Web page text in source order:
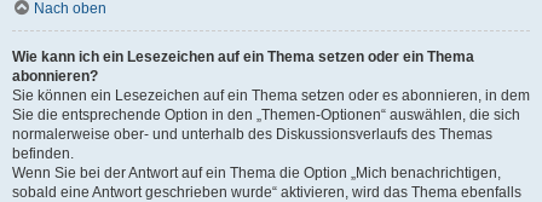
Nach oben
Wie kann ich ein Lesezeichen auf ein Thema setzen oder ein Thema
abonnieren?
Sie können ein Lesezeichen auf ein Thema setzen oder es abonnieren, in dem
Sie die entsprechende Option in den „Themen-Optionen“ auswählen, die sich
normalerweise ober- und unterhalb des Diskussionsverlaufs des Themas
befinden.
Wenn Sie bei der Antwort auf ein Thema die Option „Mich benachrichtigen,
sobald eine Antwort geschrieben wurde“ aktivieren, wird das Thema ebenfalls